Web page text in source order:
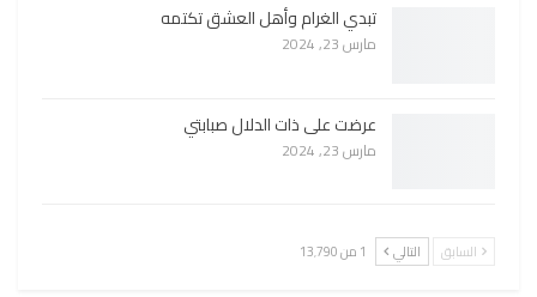
تبدي الغرام وأهل العشق تكتمه
مارس 23, 2024
عرضت على ذات الدلال صبابتي
مارس 23, 2024
السابق التالي 1 من 13٬790